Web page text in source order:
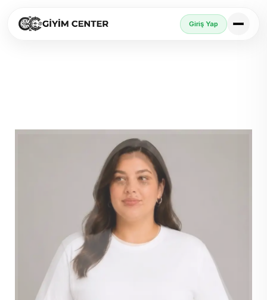
Giriş Yap